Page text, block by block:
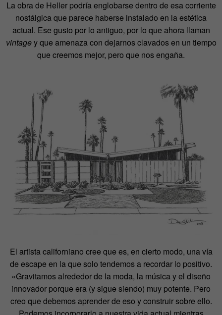
La obra de Heller podría englobarse dentro de esa corriente
nostálgica que parece haberse instalado en la estética
actual. Ese gusto por lo antiguo, por lo que ahora llaman
vintagey que amenaza con dejarnos clavados en un tiempo
que creemos mejor, pero que nos engaña.
El artista californiano cree que es, en cierto modo, una vía
de escape en la que solo tendemos a recordar lo positivo.
«Gravitamos alrededor de la moda, la música y el diseño
innovador porque era (y sigue siendo) muy potente. Pero
creo que debemos aprender de eso y construir sobre ello.